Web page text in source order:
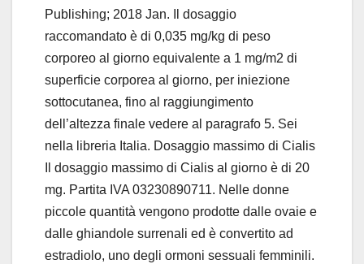
Publishing; 2018 Jan. Il dosaggio
raccomandato è di 0,035 mg/kg di peso
corporeo al giorno equivalente a 1 mg/m2 di
superficie corporea al giorno, per iniezione
sottocutanea, fino al raggiungimento
dell’altezza finale vedere al paragrafo 5. Sei
nella libreria Italia. Dosaggio massimo di Cialis
Il dosaggio massimo di Cialis al giorno è di 20
mg. Partita IVA 03230890711. Nelle donne
piccole quantità vengono prodotte dalle ovaie e
dalle ghiandole surrenali ed è convertito ad
estradiolo, uno degli ormoni sessuali femminili.